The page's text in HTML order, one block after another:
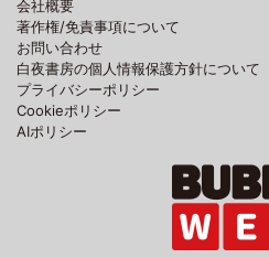
会社概要
著作権/免責事項について
お問い合わせ
白夜書房の個人情報保護方針について
プライバシーポリシー
Cookieポリシー
AIポリシー